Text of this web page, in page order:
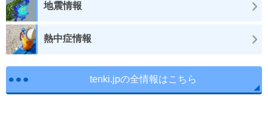
地震情報
熱中症情報
tenki.jpの全情報はこちら